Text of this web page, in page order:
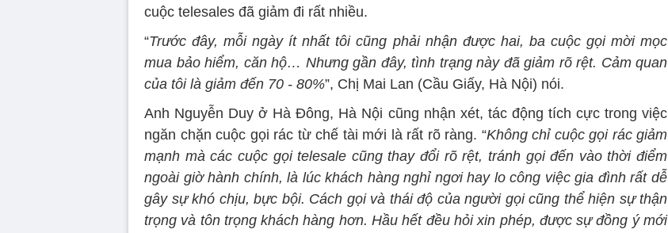
cuộc telesales đã giảm đi rất nhiều.
“Trước đây, mỗi ngày ít nhất tôi cũng phải nhận được hai, ba cuộc gọi mời mọc
mua bảo hiểm, căn hộ… Nhưng gần đây, tình trạng này đã giảm rõ rệt. Cảm quan
của tôi là giảm đến 70 - 80%”, Chị Mai Lan (Cầu Giấy, Hà Nội) nói.
Anh Nguyễn Duy ở Hà Đông, Hà Nội cũng nhận xét, tác động tích cực trong việc
ngăn chặn cuộc gọi rác từ chế tài mới là rất rõ ràng. “Không chỉ cuộc gọi rác giảm
mạnh mà các cuộc gọi telesale cũng thay đổi rõ rệt, tránh gọi đến vào thời điểm
ngoài giờ hành chính, là lúc khách hàng nghỉ ngơi hay lo công việc gia đình rất dễ
gây sự khó chịu, bực bội. Cách gọi và thái độ của người gọi cũng thể hiện sự thận
trọng và tôn trọng khách hàng hơn. Hầu hết đều hỏi xin phép, được sự đồng ý mới